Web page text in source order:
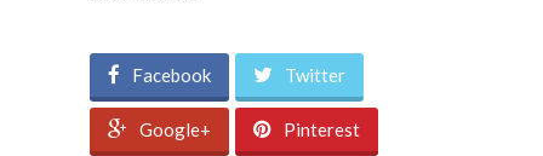
Facebook Twitter
Google+ Pinterest